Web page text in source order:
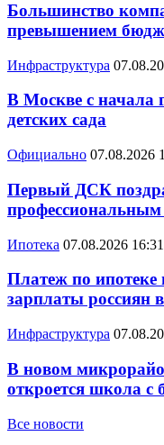
Большинство
превышением
Инфраструктура
В Москве с начала
детских сада
Официально 07.08.2026
Первый ДСК
Ипотека 07.08.2026 16:31
Платеж по ипотеке
зарплаты россиян
Инфраструктура
В новом
откроется школа с
Все новости